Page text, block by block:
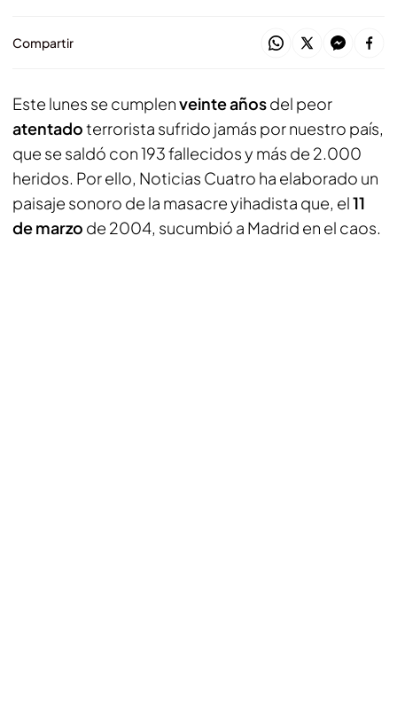
Compartir
Este lunes se cumplenveinte añosdel peor
atentadoterrorista sufrido jamás por nuestro país,
que se saldó con 193 fallecidos y más de 2.000
heridos. Por ello, Noticias Cuatro ha elaborado un
paisaje sonoro de la masacre yihadista que, el11
de marzo de 2004, sucumbió a Madrid en el caos.